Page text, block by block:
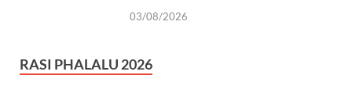
03/08/2026
RASI PHALALU 2026